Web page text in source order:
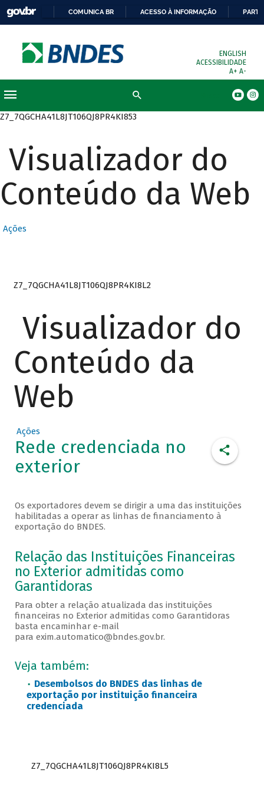
COMUNICA BR ACESSO À INFORMAÇÃO
ENGLISH
ACESSIBILIDADE
A+ A-
Z7_7QGCHA41L8JT106QJ8PR4KI853
Visualizador do
Conteúdo da Web
Ações
Z7_7QGCHA41L8JT106QJ8PR4KI8L2
Visualizador do
Conteúdo da
Web
Ações
Rede credenciada no
exterior
Os exportadores devem se dirigir a uma das instituições
habilitadas a operar as linhas de financiamento à
exportação do BNDES.
Relação das Instituições Financeiras
no Exterior admitidas como
Garantidoras
Para obter a relação atualizada das instituições
financeiras no Exterior admitidas como Garantidoras
basta encaminhar e-mail
para exim.automatico@bndes.gov.br.
Veja também:
Desembolsos do BNDES das linhas de
exportação por instituição financeira
credenciada
Z7_7QGCHA41L8JT106QJ8PR4KI8L5